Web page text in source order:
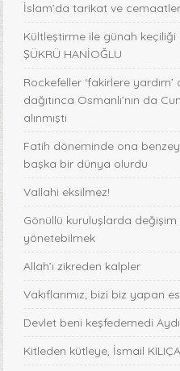
İslam’da tarikat ve
Kültleştirme ile günah keçiliği
ŞÜKRÜ HANİOĞLU
Rockefeller ‘fakirlere
dağıtınca Osmanlı’nın da
alınmıştı
Fatih döneminde ona
başka bir dünya olurdu
Vallahi eksilmez!
Gönüllü kuruluşlarda
yönetebilmek
Allah’ı zikreden kalpler
Vakıflarımız; bizi biz yapan
Devlet beni keşfedemedi
Kitleden kütleye, İsmail